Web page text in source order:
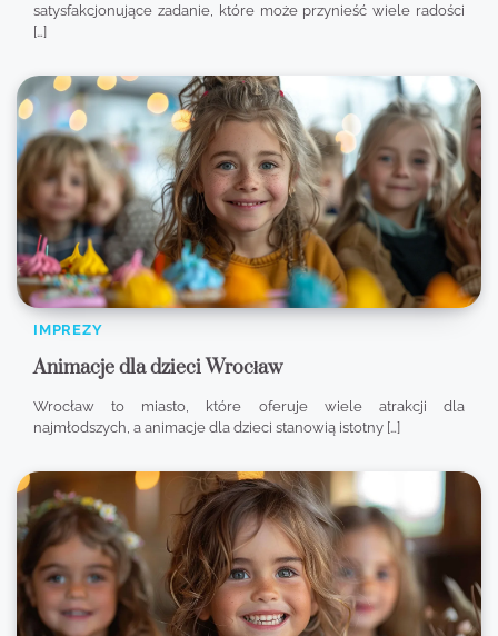
satysfakcjonujące zadanie, które może przynieść wiele radości
[…]
IMPREZY
Animacje dla dzieci Wrocław
Wrocław to miasto, które oferuje wiele atrakcji dla
najmłodszych, a animacje dla dzieci stanowią istotny […]